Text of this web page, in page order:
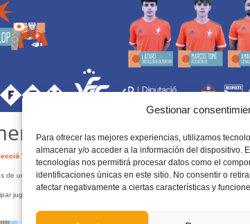
Gestionar
Para ofrecer las mejores experiencias, utilizamos
almacenar y/o acceder a la información del dispositivo.
tecnologías nos permitirá procesar datos como el
identificaciones únicas en este sitio. No consentir o
afectar negativamente a ciertas características y
fase
Valenciana
de una fase que se celebrará en la Ciutat Esportiva Damm deBarcelona
jugadores sin ficha P (profesional), con una fase nacional previa y una